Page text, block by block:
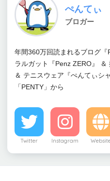
ぺんてぃ
ブロガー
年間360万回読まれるブログ『
ラルガット『Penz ZERO』 ＆
＆ テニスウェア『ぺんてぃシ
「PENTY」から
Twitter Instagram